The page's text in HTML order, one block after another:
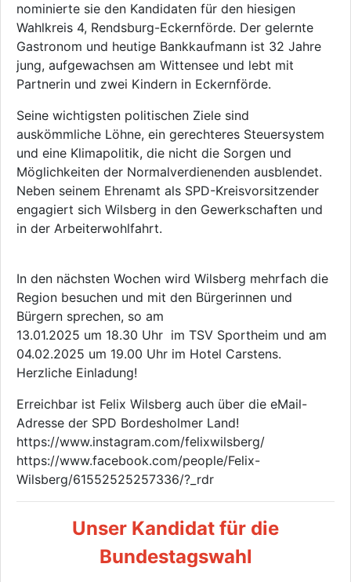
nominierte sie den Kandidaten für den hiesigen
Wahlkreis 4, Rendsburg-Eckernförde. Der gelernte
Gastronom und heutige Bankkaufmann ist 32 Jahre
jung, aufgewachsen am Wittensee und lebt mit
Partnerin und zwei Kindern in Eckernförde.
Seine wichtigsten politischen Ziele sind
auskömmliche Löhne, ein gerechteres Steuersystem
und eine Klimapolitik, die nicht die Sorgen und
Möglichkeiten der Normalverdienenden ausblendet.
Neben seinem Ehrenamt als SPD-Kreisvorsitzender
engagiert sich Wilsberg in den Gewerkschaften und
in der Arbeiterwohlfahrt.
In den nächsten Wochen wird Wilsberg mehrfach die
Region besuchen und mit den Bürgerinnen und
Bürgern sprechen, so am
13.01.2025 um 18.30 Uhr im TSV Sportheim und am
04.02.2025 um 19.00 Uhr im Hotel Carstens.
Herzliche Einladung!
Erreichbar ist Felix Wilsberg auch über die eMail-
Adresse der SPD Bordesholmer Land!
https://www.instagram.com/felixwilsberg/
https://www.facebook.com/people/Felix-
Wilsberg/61552525257336/?_rdr
Unser Kandidat für die
Bundestagswahl